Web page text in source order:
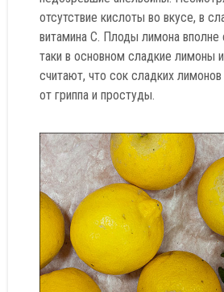
отсутствие кислоты во вкусе, в
витамина С. Плоды лимона
таки в основном сладкие лимоны
считают, что сок сладких
от гриппа и простуды.